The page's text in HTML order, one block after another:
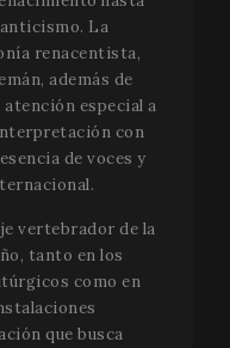
La
renacentista,
además de
atención especial a
con
de voces y
vertebrador de la
tanto en los
como en
que busca